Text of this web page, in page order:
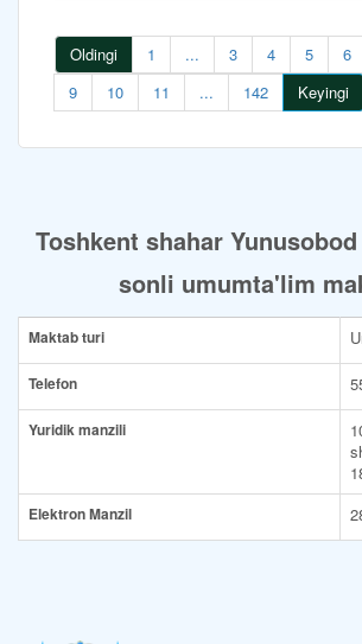
Oldingi 1 ... 3 4 5 6
9
10 11 ... 142 Keyingi
Toshkent shahar
sonli umumta'lim
Maktab turi
Telefon
Yuridik manzili
Elektron Manzil